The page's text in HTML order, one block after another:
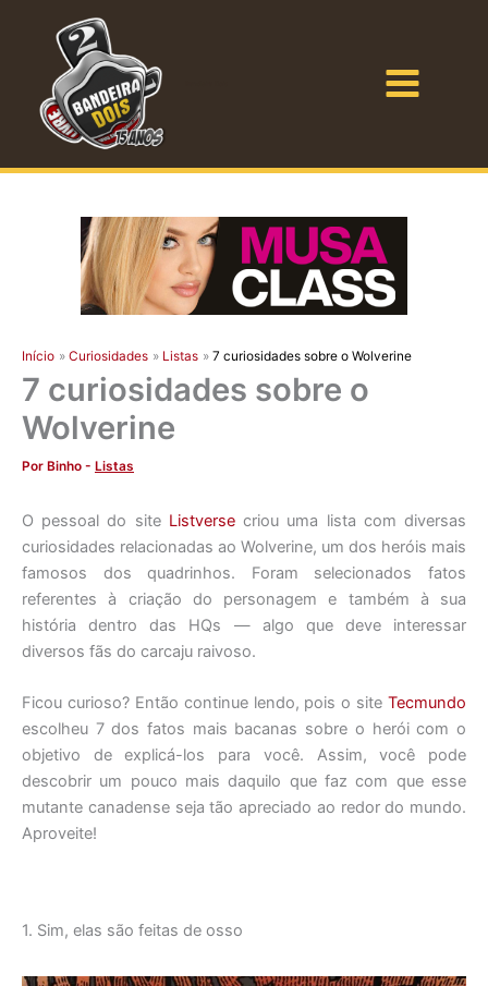
conteúdo
Início Curiosidades Listas 7 curiosidades sobre o Wolverine
7 curiosidades sobre o
Wolverine
Por Binho - Listas
O pessoal do site Listversecriou uma lista com diversas
curiosidades relacionadas ao Wolverine, um dos heróis mais
famosos dos quadrinhos. Foram selecionados fatos
referentes à criação do personagem e também à sua
história dentro das HQs — algo que deve interessar
diversos fãs do carcaju raivoso.
Ficou curioso? Então continue lendo, pois o site Tecmundo
escolheu 7 dos fatos mais bacanas sobre o herói com o
objetivo de explicá-los para você. Assim, você pode
descobrir um pouco mais daquilo que faz com que esse
mutante canadense seja tão apreciado ao redor do mundo.
Aproveite!
1. Sim, elas são feitas de osso